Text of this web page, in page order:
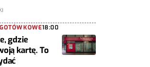
18:00
gdzie
kartę. To